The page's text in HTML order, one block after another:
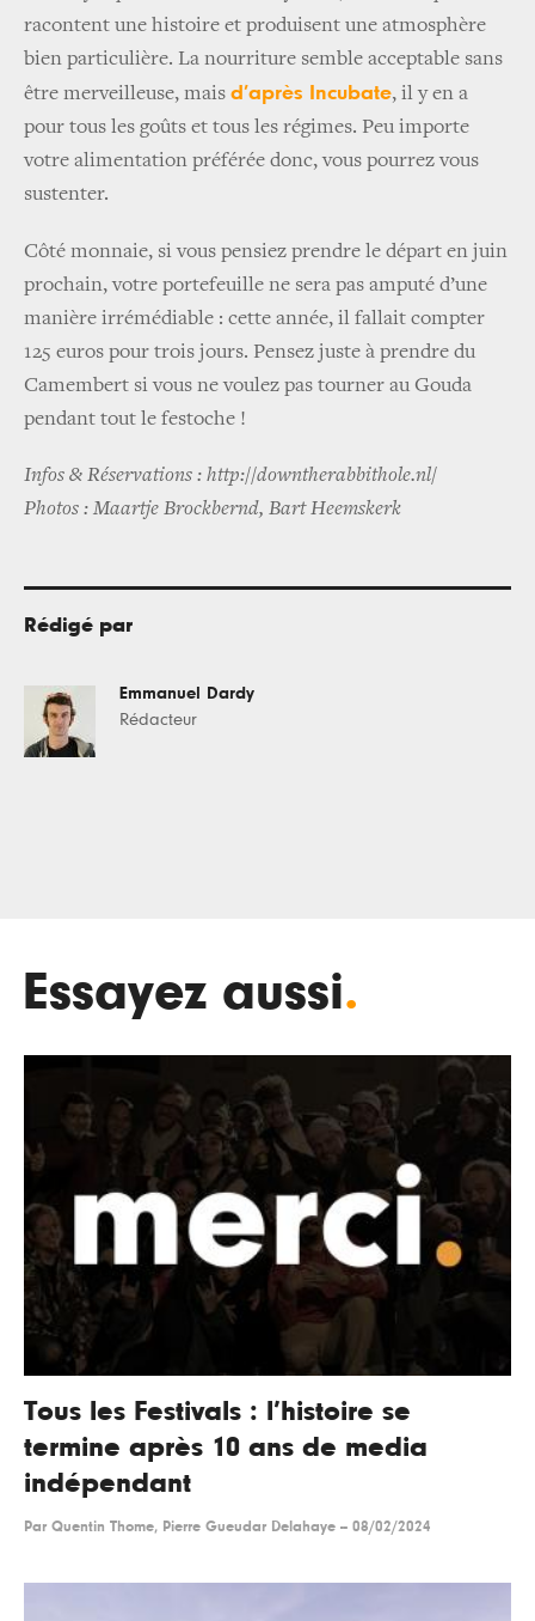
racontent une histoire et produisent une atmosphère
bien particulière. La nourriture semble acceptable sans
être merveilleuse, mais d’après Incubate, il y en a
pour tous les goûts et tous les régimes. Peu importe
votre alimentation préférée donc, vous pourrez vous
sustenter.
Côté monnaie, si vous pensiez prendre le départ en juin
prochain, votre portefeuille ne sera pas amputé d’une
manière irrémédiable : cette année, il fallait compter
125 euros pour trois jours. Pensez juste à prendre du
Camembert si vous ne voulez pas tourner au Gouda
pendant tout le festoche !
Infos & Réservations : http://downtherabbithole.nl/
Photos : Maartje Brockbernd, Bart Heemskerk
Rédigé par
Emmanuel Dardy
Rédacteur
Essayez aussi.
Tous les Festivals : l’histoire se
termine après 10 ans de media
indépendant
Par Quentin Thome, Pierre Gueudar Delahaye -- 08/02/2024